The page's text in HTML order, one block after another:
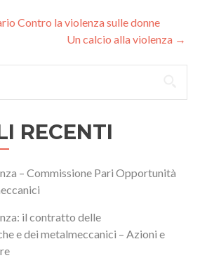
Contro la violenza sulle donne
Un calcio alla violenza →
RECENTI
– Commissione Pari Opportunità
il contratto delle
e dei metalmeccanici – Azioni e